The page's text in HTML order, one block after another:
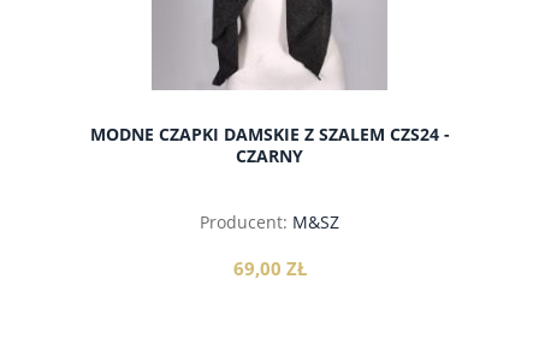
MODNE CZAPKI DAMSKIE Z SZALEM CZS24 -
CZARNY
Producent: M&SZ
69,00 ZŁ